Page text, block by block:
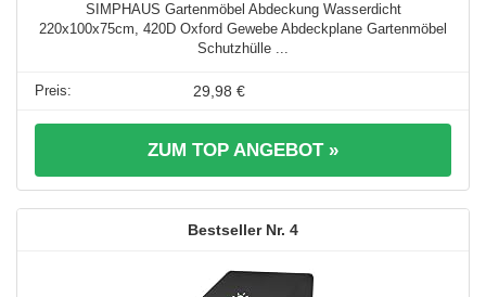
SIMPHAUS Gartenmöbel Abdeckung Wasserdicht
220x100x75cm, 420D Oxford Gewebe Abdeckplane Gartenmöbel
Schutzhülle ...
29,98 €
ZUM TOP ANGEBOT »
4